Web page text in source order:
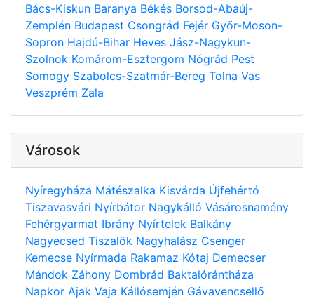
Bács-Kiskun Baranya Békés Borsod-Abaúj-
Zemplén Budapest Csongrád Fejér Győr-Moson-
Sopron Hajdú-Bihar Heves Jász-Nagykun-
Szolnok Komárom-Esztergom Nógrád Pest
Somogy Szabolcs-Szatmár-Bereg Tolna Vas
Veszprém Zala
Városok
Nyíregyháza Mátészalka Kisvárda Újfehértó
Tiszavasvári Nyírbátor Nagykálló Vásárosnamény
Fehérgyarmat Ibrány Nyírtelek Balkány
Nagyecsed Tiszalök Nagyhalász Csenger
Kemecse Nyírmada Rakamaz Kótaj Demecser
Mándok Záhony Dombrád Baktalórántháza
Napkor Ajak Vaja Kállósemjén Gávavencsellő